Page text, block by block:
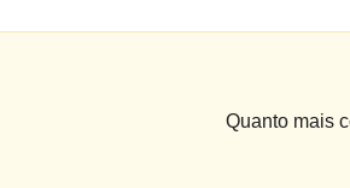
Quanto mais